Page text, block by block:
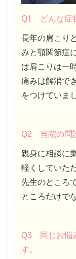
Q1 どんな症
長年の肩こり
みと顎関節症
は肩こりは一
痛みは解消で
をつけていま
Q2 当院の問
親身に相談に
軽くしていた
先生のところ
ところだけで
Q3 同じお悩
す。